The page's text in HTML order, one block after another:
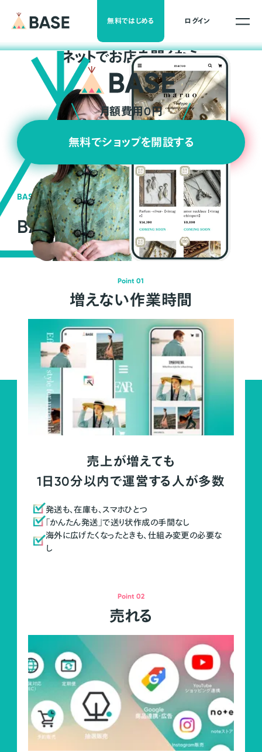
無料ではじめる ログイン
ネットでお店を開くなら
月額費用0円
無料でショップを開設する
BASEの強み
BASEが強い3つの理由
Point 01
増えない作業時間
売上が増えても
1日30分以内で運営する人が多数
発送も、在庫も、スマホひとつ
「かんたん発送」で送り状作成の手間なし
海外に広げたくなったときも、仕組み変更の必要な
し
Point 02
売れる